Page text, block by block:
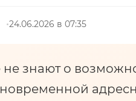
24.06.2026 в 07:35
знают о